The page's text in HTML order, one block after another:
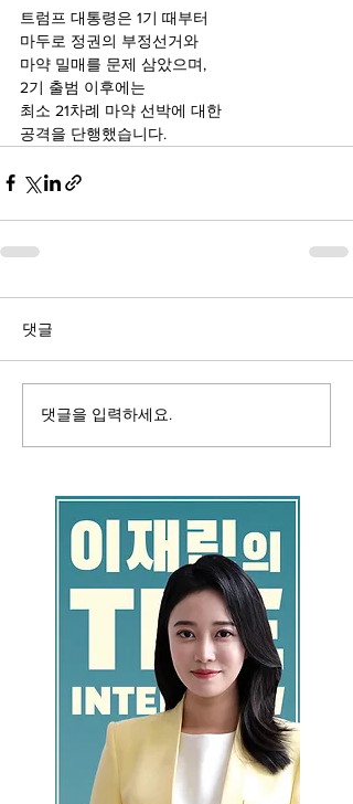
트럼프 대통령은 1기 때부터
마두로 정권의 부정선거와
마약 밀매를 문제 삼았으며,
2기 출범 이후에는
최소 21차례 마약 선박에 대한
공격을 단행했습니다.
댓글
댓글을 입력하세요.